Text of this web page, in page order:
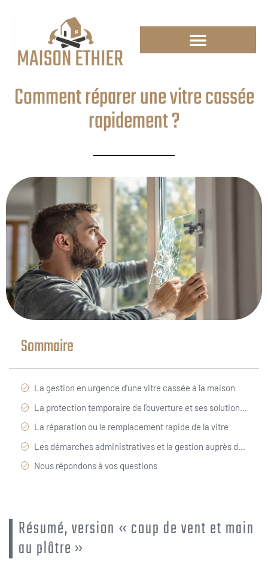
Comment réparer une vitre cassée
rapidement ?
Sommaire
La gestion en urgence d’une vitre cassée à la maison
La protection temporaire de l’ouverture et ses solutions efficaces
La réparation ou le remplacement rapide de la vitre
Les démarches administratives et la gestion auprès de l’assurance
Nous répondons à vos questions
Résumé, version « coup de vent et main
au plâtre »